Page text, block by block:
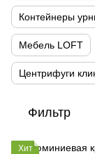
Контейнеры
Мебель LOFT
Центрифуги
Фильтр
Хит